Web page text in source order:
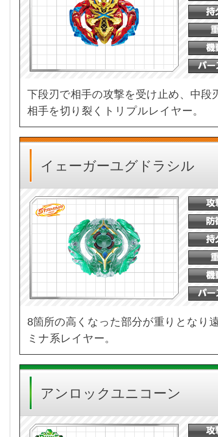
下段刃で相手の攻撃を受け止め、中段
相手を切り裂くトリプルレイヤー。
イェーガーユグドラシル
8箇所の高くなった部分が重りとなり
ミナ系レイヤー。
アンロックユニコーン